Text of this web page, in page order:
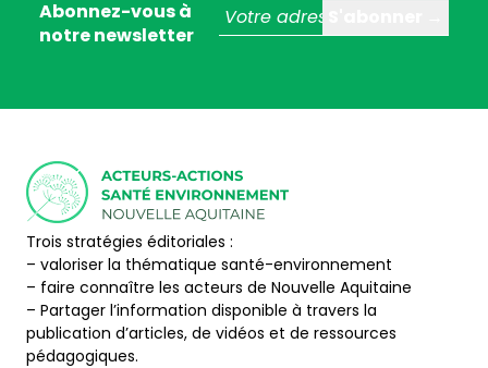
Abonnez-vous à
notre newsletter
Trois stratégies éditoriales :
– valoriser la thématique santé-environnement
– faire connaître les acteurs de Nouvelle Aquitaine
– Partager l’information disponible à travers la
publication d’articles, de vidéos et de ressources
pédagogiques.